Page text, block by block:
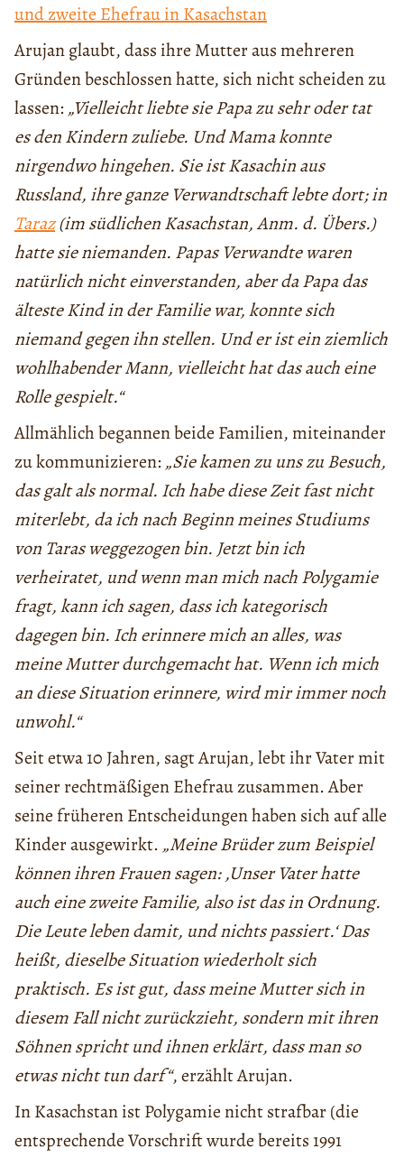
und zweite Ehefrau in Kasachstan
Arujan glaubt, dass ihre Mutter aus mehreren
Gründen beschlossen hatte, sich nicht scheiden zu
lassen: „Vielleicht liebte sie Papa zu sehr oder tat
es den Kindern zuliebe. Und Mama konnte
nirgendwo hingehen. Sie ist Kasachin aus
Russland, ihre ganze Verwandtschaft lebte dort; in
Taraz(im südlichen Kasachstan, Anm. d. Übers.)
hatte sie niemanden. Papas Verwandte waren
natürlich nicht einverstanden, aber da Papa das
älteste Kind in der Familie war, konnte sich
niemand gegen ihn stellen. Und er ist ein ziemlich
wohlhabender Mann, vielleicht hat das auch eine
Rolle gespielt.“
Allmählich begannen beide Familien, miteinander
zu kommunizieren: „Sie kamen zu uns zu Besuch,
das galt als normal. Ich habe diese Zeit fast nicht
miterlebt, da ich nach Beginn meines Studiums
von Taras weggezogen bin. Jetzt bin ich
verheiratet, und wenn man mich nach Polygamie
fragt, kann ich sagen, dass ich kategorisch
dagegen bin. Ich erinnere mich an alles, was
meine Mutter durchgemacht hat. Wenn ich mich
an diese Situation erinnere, wird mir immer noch
unwohl.“
Seit etwa 10 Jahren, sagt Arujan, lebt ihr Vater mit
seiner rechtmäßigen Ehefrau zusammen. Aber
seine früheren Entscheidungen haben sich auf alle
Kinder ausgewirkt. „Meine Brüder zum Beispiel
können ihren Frauen sagen: ‚Unser Vater hatte
auch eine zweite Familie, also ist das in Ordnung.
Die Leute leben damit, und nichts passiert.‘ Das
heißt, dieselbe Situation wiederholt sich
praktisch. Es ist gut, dass meine Mutter sich in
diesem Fall nicht zurückzieht, sondern mit ihren
Söhnen spricht und ihnen erklärt, dass man so
etwas nicht tun darf“, erzählt Arujan.
In Kasachstan ist Polygamie nicht strafbar (die
entsprechende Vorschrift wurde bereits 1991